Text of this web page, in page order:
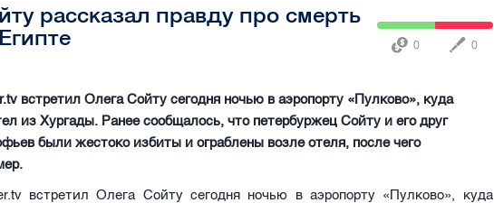
рассказал правду про смерть
0 0
встретил Олега Сойту сегодня ночью в аэропорту «Пулково», куда
из Хургады. Ранее сообщалось, что петербуржец Сойту и его друг
были жестоко избиты и ограблены возле отеля, после чего
.tvвстретил Олега Сойту сегодня ночью в аэропорту «Пулково», куда